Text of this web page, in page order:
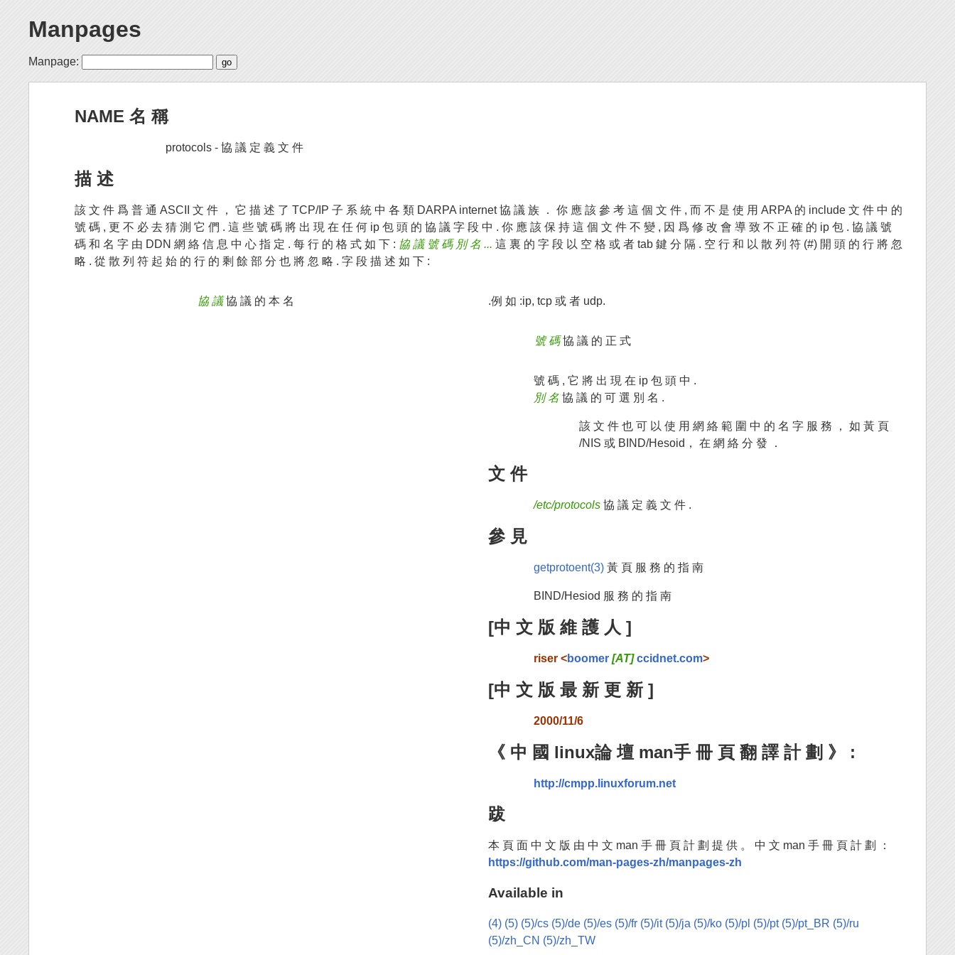
Manpages
Manpage:
NAME 名 稱
protocols - 協 議 定 義 文 件
描 述
該 文 件 爲 普 通 ASCII 文 件 ， 它 描 述 了 TCP/IP 子 系 統 中 各 類 DARPA internet 協 議 族 ． 你 應 該 參 考 這 個 文 件 , 而 不 是 使 用 ARPA 的 include 文 件 中 的
號 碼 , 更 不 必 去 猜 測 它 們 . 這 些 號 碼 將 出 現 在 任 何 ip 包 頭 的 協 議 字 段 中 . 你 應 該 保 持 這 個 文 件 不 變 , 因 爲 修 改 會 導 致 不 正 確 的 ip 包 . 協 議 號
碼 和 名 字 由 DDN 網 絡 信 息 中 心 指 定 . 每 行 的 格 式 如 下 : 協 議 號 碼 別 名 ... 這 裏 的 字 段 以 空 格 或 者 tab 鍵 分 隔 . 空 行 和 以 散 列 符 (#) 開 頭 的 行 將 忽
略 . 從 散 列 符 起 始 的 行 的 剩 餘 部 分 也 將 忽 略 . 字 段 描 述 如 下 :
協 議協 議 的 本 名 .例 如 :ip, tcp 或 者 udp.
號 碼協 議 的 正 式
號 碼 , 它 將 出 現 在 ip 包 頭 中 .
別 名 協 議 的 可 選 別 名 .
該 文 件 也 可 以 使 用 網 絡 範 圍 中 的 名 字 服 務 ， 如 黃 頁
/NIS 或 BIND/Hesoid， 在 網 絡 分 發 ．
文 件
/etc/protocols 協 議 定 義 文 件 .
參 見
getprotoent(3) 黃 頁 服 務 的 指 南
BIND/Hesiod 服 務 的 指 南
[中 文 版 維 護 人 ]
riser <boomer[AT]ccidnet.com>
[中 文 版 最 新 更 新 ]
2000/11/6
《 中 國 linux論 壇 man手 冊 頁 翻 譯 計 劃 》 :
http://cmpp.linuxforum.net
跋
本 頁 面 中 文 版 由 中 文 man 手 冊 頁 計 劃 提 供 。 中 文 man 手 冊 頁 計 劃 ：
https://github.com/man-pages-zh/manpages-zh
Available in
(4) (5) (5)/cs (5)/de (5)/es (5)/fr (5)/it (5)/ja (5)/ko (5)/pl (5)/pt (5)/pt_BR (5)/ru
(5)/zh_CN (5)/zh_TW